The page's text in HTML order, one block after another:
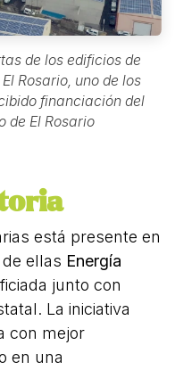
de los edificios de
Rosario, uno de los
financiación del
de El Rosario
está presente en
ellas Energía
junto con
La iniciativa
con mejor
en una